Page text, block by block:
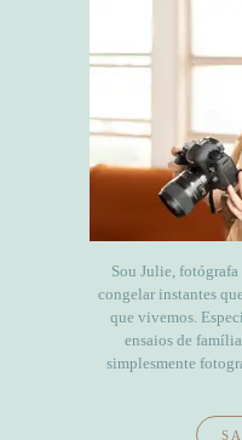
Sou Julie,
congelar instantes
que vivemos.
ensaios de
simplesmente